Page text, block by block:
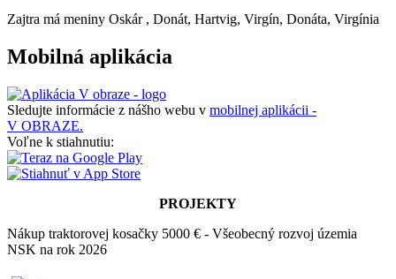
Zajtra má meniny Oskár , Donát, Hartvig, Virgín, Donáta, Virgínia
Mobilná aplikácia
Sledujte informácie z nášho webu v mobilnej aplikácii -
V OBRAZE.
Voľne k stiahnutiu:
PROJEKTY
Nákup traktorovej kosačky 5000 € - Všeobecný rozvoj územia
NSK na rok 2026